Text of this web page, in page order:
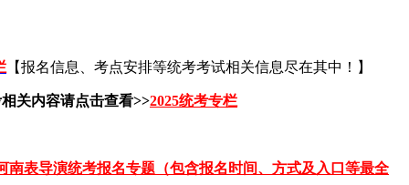
【报名信息、考点安排等统考考试相关信息尽在其中！】
关内容请点击查看>>2025统考专栏
南表导演统考报名专题（包含报名时间、方式及入口等最全